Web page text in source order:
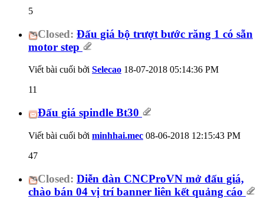
5
Closed: Đấu giá bộ trượt bước răng 1 có sẵn
motor step
Viết bài cuối bởi Selecao 18-07-2018 05:14:36 PM
11
Đấu giá spindle Bt30
Viết bài cuối bởi minhhai.mec 08-06-2018 12:15:43 PM
47
Closed: Diễn đàn CNCProVN mở đấu giá,
chào bán 04 vị trí banner liên kết quảng cáo